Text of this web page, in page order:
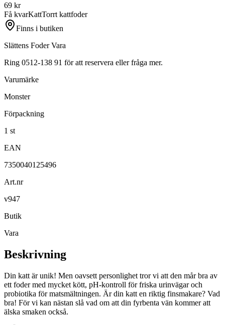
69 kr
Få kvarKattTorrt kattfoder
Finns i butiken
Slättens Foder Vara
Ring 0512-138 91 för att reservera eller fråga mer.
Varumärke
Monster
Förpackning
1 st
EAN
7350040125496
Art.nr
v947
Butik
Vara
Beskrivning
Din katt är unik! Men oavsett personlighet tror vi att den mår bra av
ett foder med mycket kött, pH-kontroll för friska urinvägar och
probiotika för matsmältningen. Är din katt en riktig finsmakare? Vad
bra! För vi kan nästan slå vad om att din fyrbenta vän kommer att
älska smaken också.